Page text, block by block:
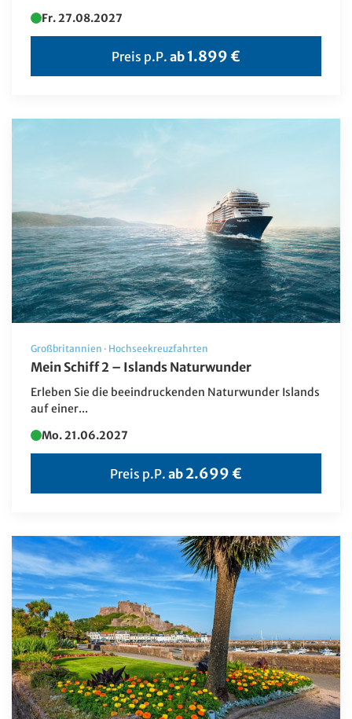
Spanien
Tschechien
USA
Usbekistan
Ägypten
Österreich
Fr. 27.08.2027
Preis p.P. ab 1.899 €
Großbritannien · Hochseekreuzfahrten
Mein Schiff 2 – Islands Naturwunder
Erleben Sie die beeindruckenden Naturwunder Islands
auf einer...
Mo. 21.06.2027
Preis p.P. ab 2.699 €